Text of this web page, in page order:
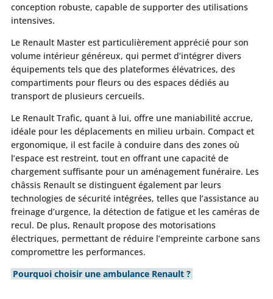
conception robuste, capable de supporter des utilisations
intensives.
Le Renault Master est particulièrement apprécié pour son
volume intérieur généreux, qui permet d’intégrer divers
équipements tels que des plateformes élévatrices, des
compartiments pour fleurs ou des espaces dédiés au
transport de plusieurs cercueils.
Le Renault Trafic, quant à lui, offre une maniabilité accrue,
idéale pour les déplacements en milieu urbain. Compact et
ergonomique, il est facile à conduire dans des zones où
l’espace est restreint, tout en offrant une capacité de
chargement suffisante pour un aménagement funéraire. Les
châssis Renault se distinguent également par leurs
technologies de sécurité intégrées, telles que l’assistance au
freinage d’urgence, la détection de fatigue et les caméras de
recul. De plus, Renault propose des motorisations
électriques, permettant de réduire l’empreinte carbone sans
compromettre les performances.
Pourquoi choisir une ambulance Renault ?